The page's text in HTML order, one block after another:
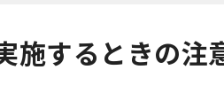
施するときの注